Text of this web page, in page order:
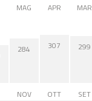
MAG APR MAR
284
NOV
307
OTT
299
SET